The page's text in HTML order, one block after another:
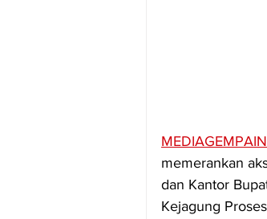
memerankan
dan Kantor
Kejagung